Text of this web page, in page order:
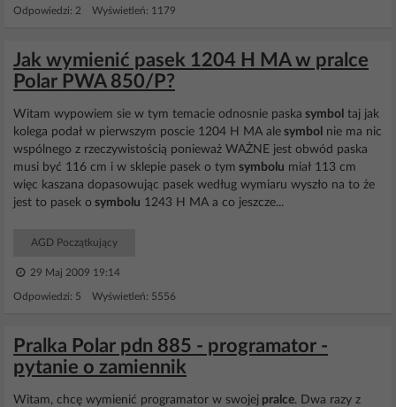
Odpowiedzi: 2 Wyświetleń: 1179
Jak wymienić pasek 1204 H MA w pralce
Polar PWA 850/P?
Witam wypowiem sie w tym temacie odnosnie paska symbol taj jak
kolega podał w pierwszym poscie 1204 H MA ale symbol nie ma nic
wspólnego z rzeczywistością ponieważ WAŻNE jest obwód paska
musi być 116 cm i w sklepie pasek o tym symbolu miał 113 cm
więc kaszana dopasowując pasek według wymiaru wyszło na to że
jest to pasek o symbolu 1243 H MA a co jeszcze...
AGD Początkujący
29 Maj 2009 19:14
Odpowiedzi: 5 Wyświetleń: 5556
Pralka Polar pdn 885 - programator -
pytanie o zamiennik
Witam, chcę wymienić programator w swojej pralce. Dwa razy z